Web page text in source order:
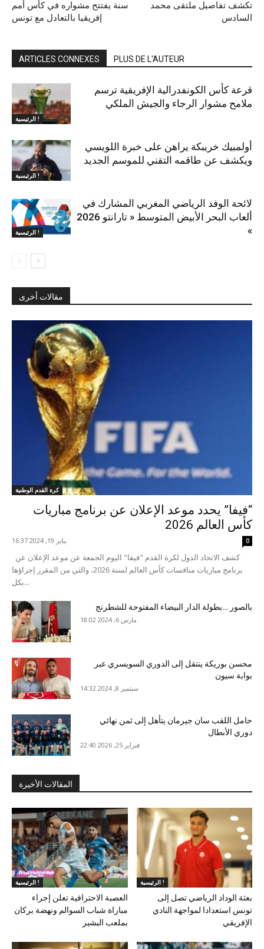
سنة يفتتح مشواره في كأس أمم
إفريقيا بالتعادل مع تونس
تكشف تفاصيل ملتقى محمد
السادس
ARTICLES CONNEXES PLUS DE L'AUTEUR
الرئيسية !
قرعة كأس الكونفدرالية الإفريقية ترسم
ملامح مشوار الرجاء والجيش الملكي
الرئيسية !
أولمبيك خريبكة يراهن على خبرة اللويسي
ويكشف عن طاقمه التقني للموسم الجديد
الرئيسية !
لائحة الوفد الرياضي المغربي المشارك في
ألعاب البحر الأبيض المتوسط « تارانتو 2026
»
مقالات أخرى
كرة القدم الوطنية
“فيفا” يحدد موعد الإعلان عن برنامج مباريات
كأس العالم 2026
يناير 19, 2024 16:37 0
برنامج مباريات منافسات كأس العالم لسنة 2026، والتي من المقرر إجراؤها
بكل...
بالصور …بطولة الدار البيضاء المفتوحة للشطرنج
مارس 6, 2024 18:02
محسن بوريكة ينتقل إلى الدوري السويسري عبر
بوابة سيون
سبتمبر 8, 2024 14:32
حامل اللقب سان جيرمان يتأهل إلى ثمن نهائي
دوري الأبطال
فبراير 25, 2026 22:40
المقالات الأخيرة
الرئيسية !
العصبة الاحترافية تعلن إجراء
مباراة شباب السوالم ونهضة بركان
بملعب البشير
الرئيسية !
بعثة الوداد الرياضي تصل إلى
تونس استعدادا لمواجهة النادي
الإفريقي